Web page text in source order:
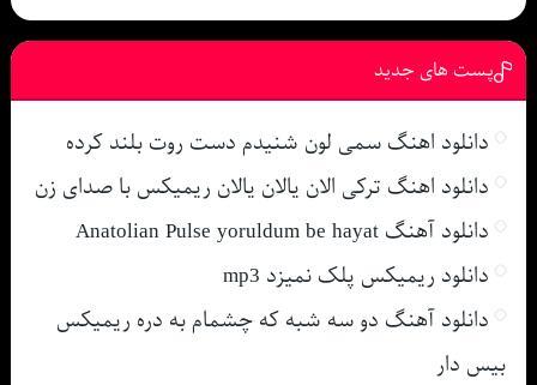
پست های جدید
دانلود اهنگ سمی لون شنیدم دست روت بلند کرده
دانلود اهنگ ترکی الان یالان یالان ریمیکس با صدای زن
دانلود آهنگ Anatolian Pulse yoruldum be hayat
دانلود ریمیکس پلک نمیزد mp3
دانلود آهنگ دو سه شبه که چشمام به دره ریمیکس
بیس دار